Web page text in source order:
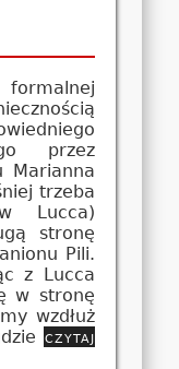
przez
Marianna
trzeba
Lucca)
stronę
Pili.
z Lucca
w stronę
wzdłuż
czytaj